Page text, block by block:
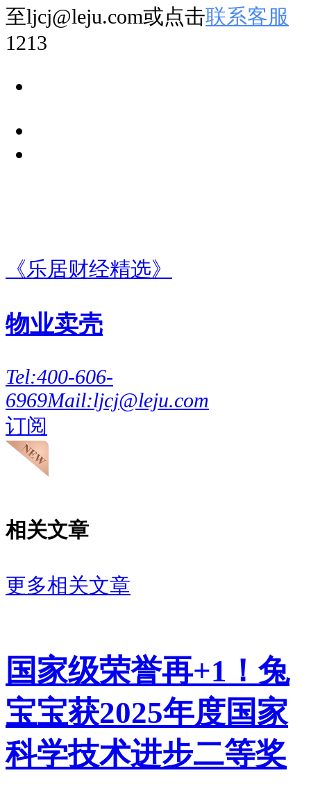
本次审核短暂暂停，源于A 股
IPO财务资料有效期的硬性监管
工作，替换全套财务文件，审核
流程才会继续推进。
临时按下暂停键，陷入了近三个
其实这并不是佳饰家的专属难
题，家居建材、原材料行业的企
业普遍存在审计流程复杂、数据
梳理工作量大的特点，不少同行
企业都曾因同款问题短暂中止
短暂的停滞并非坏事，反而给了
月里，公司补齐了最新的财务数
性梳理了交易所关注的各类问
题，为后续审核问询做足了准
备。
从募资规划来看，佳饰家的上市
至ljcj@leju.com或点击联系客服
1213
《乐居财经精选》
物业卖壳
Tel:400-606-
6969Mail:ljcj@leju.com
订阅
相关文章
更多相关文章
国家级荣誉再+1！兔
宝宝获2025年度国家
科学技术进步二等奖